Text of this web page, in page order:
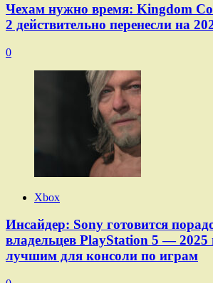
Чехам нужно время: Kingdom
2 действительно перенесли на
0
Xbox
Инсайдер: Sony готовится
владельцев PlayStation 5 — 2025
лучшим для консоли по играм